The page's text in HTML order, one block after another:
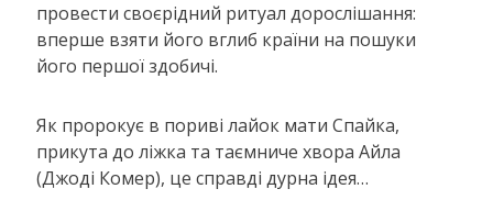
провести своєрідний ритуал дорослішання:
вперше взяти його вглиб країни на пошуки
його першої здобичі.
Як пророкує в пориві лайок мати Спайка,
прикута до ліжка та таємниче хвора Айла
(Джоді Комер), це справді дурна ідея…